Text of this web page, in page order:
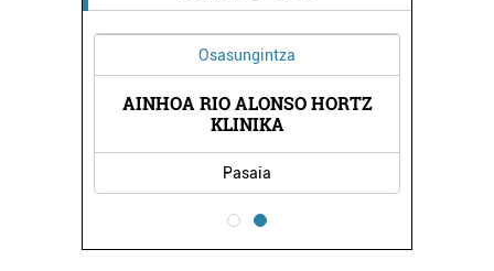
Osasungintza
AINHOA RIO ALONSO HORTZ
KLINIKA
Pasaia